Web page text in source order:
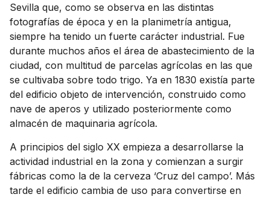
Sevilla que, como se observa en las distintas
fotografías de época y en la planimetría antigua,
siempre ha tenido un fuerte carácter industrial. Fue
durante muchos años el área de abastecimiento de la
ciudad, con multitud de parcelas agrícolas en las que
se cultivaba sobre todo trigo. Ya en 1830 existía parte
del edificio objeto de intervención, construido como
nave de aperos y utilizado posteriormente como
almacén de maquinaria agrícola.
A principios del siglo XX empieza a desarrollarse la
actividad industrial en la zona y comienzan a surgir
fábricas como la de la cerveza ‘Cruz del campo’. Más
tarde el edificio cambia de uso para convertirse en